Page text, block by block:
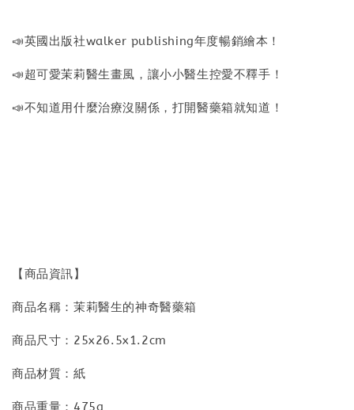
📣英國出版社walker publishing年度暢銷繪本！
📣超可愛茉莉醫生畫風，讓小小醫生控愛不釋手！
📣不知道用什麼治療沒關係，打開醫藥箱就知道！
【商品資訊】
商品名稱：茉莉醫生的神奇醫藥箱
商品尺寸：25x26.5x1.2cm
商品材質：紙
商品重量：475g